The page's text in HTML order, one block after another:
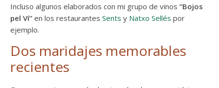
Incluso algunos elaborados con mi grupo de vinos“Bojos
pel Ví” en los restaurantesSents y Natxo Sellés por
ejemplo.
Dos maridajes memorables
recientes